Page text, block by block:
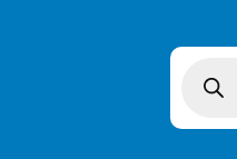
search